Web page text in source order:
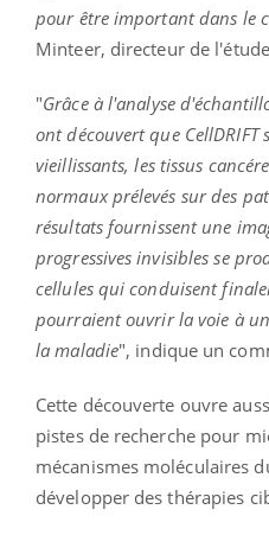
pour être important dans le
Minteer, directeur de
"Grâce à l'analyse
ont découvert que
vieillissants, les tissus
normaux prélevés sur des
résultats fournissent une
progressives invisibles se
cellules qui conduisent
pourraient ouvrir la voie à
la maladie", indique un
Cette découverte ouvre
pistes de recherche pour
mécanismes moléculaires
développer des thérapies